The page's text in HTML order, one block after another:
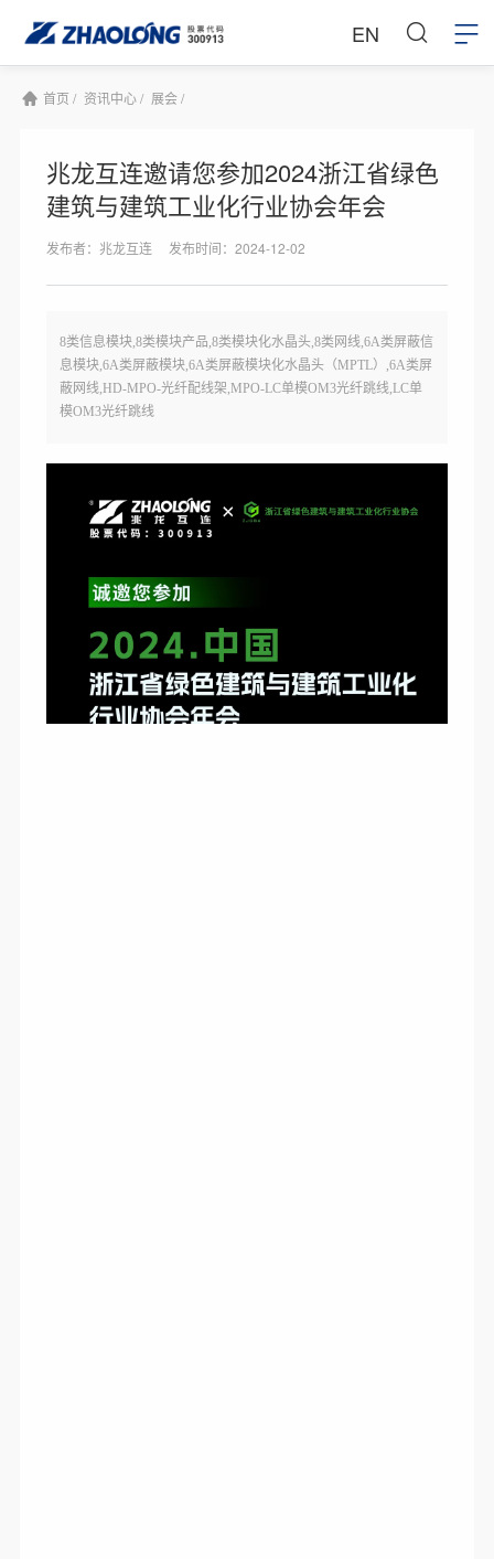
EN
首页 / 资讯中心 / 展会 /
兆龙互连邀请您参加2024浙江省绿色
建筑与建筑工业化行业协会年会
发布者：兆龙互连 发布时间：2024-12-02
8类信息模块,8类模块产品,8类模块化水晶头,8类网线,6A类屏蔽信
息模块,6A类屏蔽模块,6A类屏蔽模块化水晶头（MPTL）,6A类屏
蔽网线,HD-MPO-光纤配线架,MPO-LC单模OM3光纤跳线,LC单
模OM3光纤跳线